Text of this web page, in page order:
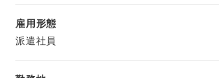
雇用形態
派遣社員